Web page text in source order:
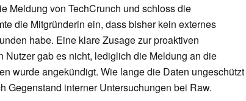
Meldung von TechCrunch und schloss die
die Mitgründerin ein, dass bisher kein externes
habe. Eine klare Zusage zur proaktiven
Nutzer gab es nicht, lediglich die Meldung an die
wurde angekündigt. Wie lange die Daten ungeschützt
Gegenstand interner Untersuchungen bei Raw.